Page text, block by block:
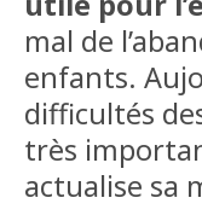
mal de
enfants.
difficultés
très
actualise sa